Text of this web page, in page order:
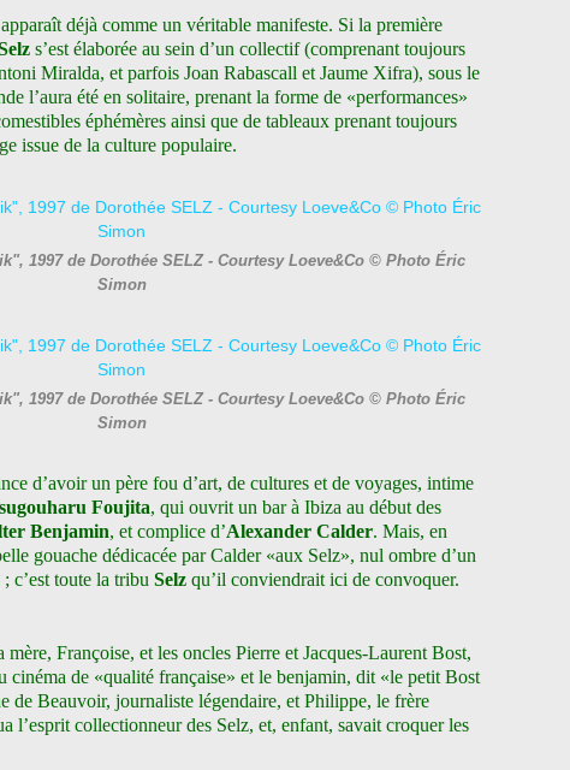
déjà comme un véritable manifeste. Si la première
s’est élaborée au sein d’un collectif (comprenant toujours
Miralda, et parfois Joan Rabascall et Jaume Xifra), sous le
l’aura été en solitaire, prenant la forme de «performances»
éphémères ainsi que de tableaux prenant toujours
issue de la culture populaire.
1997 de Dorothée SELZ - Courtesy Loeve&Co © Photo Éric
Simon
1997 de Dorothée SELZ - Courtesy Loeve&Co © Photo Éric
Simon
d’avoir un père fou d’art, de cultures et de voyages, intime
Foujita, qui ouvrit un bar à Ibiza au début des
Benjamin, et complice d’Alexander Calder. Mais, en
gouache dédicacée par Calder «aux Selz», nul ombre d’un
c’est toute la tribu Selz qu’il conviendrait ici de convoquer.
Françoise, et les oncles Pierre et Jacques-Laurent Bost,
cinéma de «qualité française» et le benjamin, dit «le petit Bost
de Beauvoir, journaliste légendaire, et Philippe, le frère
l’esprit collectionneur des Selz, et, enfant, savait croquer les